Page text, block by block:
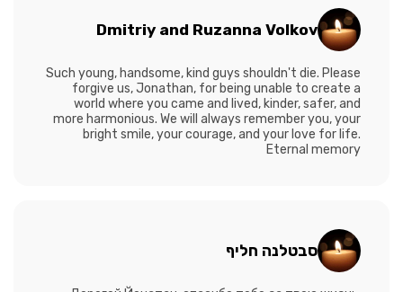
Dmitriy and Ruzanna Volkov
Such young, handsome, kind guys shouldn't die. Please
forgive us, Jonathan, for being unable to create a
world where you came and lived, kinder, safer, and
more harmonious. We will always remember you, your
bright smile, your courage, and your love for life.
Eternal memory
סבטלנה חליף